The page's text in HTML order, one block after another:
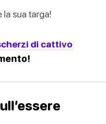
la sua targa!
di cattivo